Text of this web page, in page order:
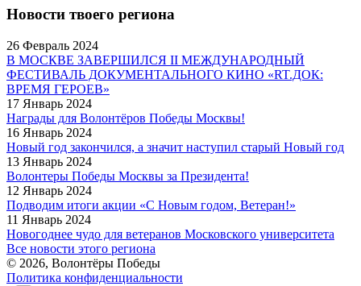
Новости твоего региона
26 Февраль 2024
В МОСКВЕ ЗАВЕРШИЛСЯ II МЕЖДУНАРОДНЫЙ
ФЕСТИВАЛЬ ДОКУМЕНТАЛЬНОГО КИНО «RT.ДОК:
ВРЕМЯ ГЕРОЕВ»
17 Январь 2024
Награды для Волонтёров Победы Москвы!
16 Январь 2024
Новый год закончился, а значит наступил старый Новый год
13 Январь 2024
Волонтеры Победы Москвы за Президента!
12 Январь 2024
Подводим итоги акции «С Новым годом, Ветеран!»
11 Январь 2024
Новогоднее чудо для ветеранов Московского университета
Все новости этого региона
© 2026, Волонтёры Победы
Политика конфиденциальности